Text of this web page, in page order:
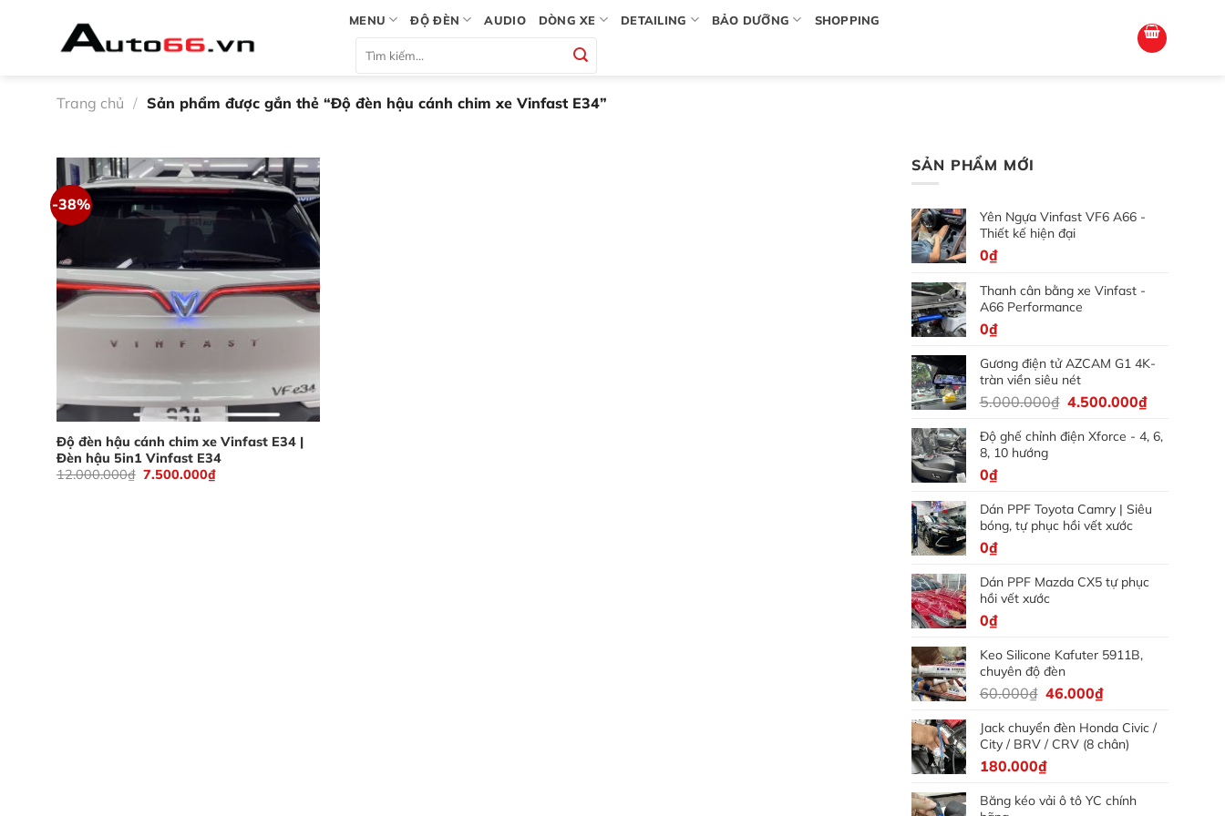
MENU ĐỘ ĐÈN AUDIO DÒNG XE DETAILING BẢO DƯỠNG SHOPPING
kiếm:
Trang chủ / Sản phẩm được gắn thẻ “Độ đèn hậu cánh chim xe Vinfast E34”
-38%
Độ đèn hậu cánh chim xe Vinfast E34 |
Đèn hậu 5in1 Vinfast E34
12.000.000₫ Giá
7.500.000₫Giá
SẢN PHẨM MỚI
Yên Ngựa Vinfast VF6 A66 -
Thiết kế hiện đại
0₫
Thanh cân bằng xe Vinfast -
A66 Performance
0₫
Gương điện tử AZCAM G1 4K-
tràn viền siêu nét
5.000.000₫ Giá
là:
4.500.000₫Giá
tại
Độ ghế chỉnh điện Xforce - 4, 6,
8, 10 hướng
0₫
Dán PPF Toyota Camry | Siêu
bóng, tự phục hồi vết xước
0₫
Dán PPF Mazda CX5 tự phục
hồi vết xước
0₫
Keo Silicone Kafuter 5911B,
chuyên độ đèn
60.000₫ Giá
là:
60.000₫.
46.000₫Giá
tại
là:
Jack chuyển đèn Honda Civic /
City / BRV / CRV (8 chân)
180.000₫
Băng kéo vải ô tô YC chính